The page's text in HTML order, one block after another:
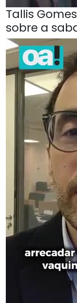
Tallis
sobre a